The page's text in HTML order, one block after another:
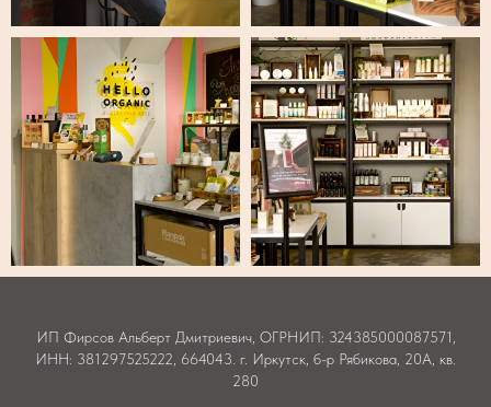
ИП Фирсов Альберт Дмитриевич, ОГРНИП: 324385000087571,
ИНН: 381297525222, 664043. г. Иркутск, б-р Рябикова, 20А, кв.
280